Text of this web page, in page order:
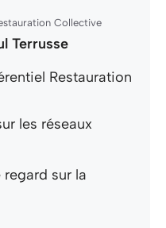
Collective
Terrusse
Restauration
les réseaux
regard sur la